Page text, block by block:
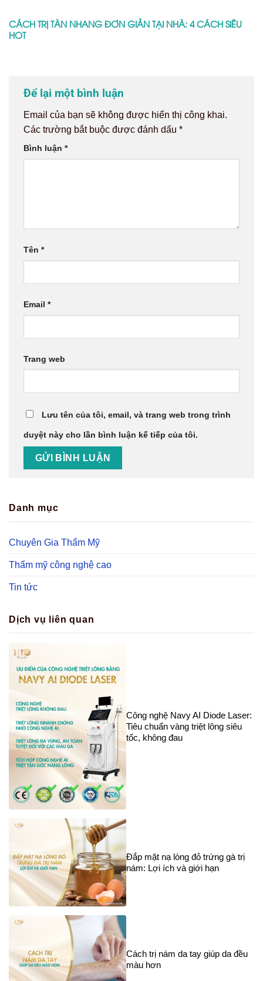
CÁCH TRỊ TÀN NHANG ĐƠN GIẢN TẠI NHÀ: 4 CÁCH SIÊU
HOT
Để lại một bình luận
Email của bạn sẽ không được hiển thị công khai.
Các trường bắt buộc được đánh dấu *
Bình luận *
Tên *
Email *
Trang web
Lưu tên của tôi, email, và trang web trong trình
duyệt này cho lần bình luận kế tiếp của tôi.
Danh mục
Chuyên Gia Thẩm Mỹ
Thẩm mỹ công nghệ cao
Tin tức
Dịch vụ liên quan
Công nghệ Navy AI Diode Laser:
Tiêu chuẩn vàng triệt lông siêu
tốc, không đau
Đắp mặt nạ lòng đỏ trứng gà trị
nám: Lợi ích và giới hạn
Cách trị nám da tay giúp da đều
màu hơn